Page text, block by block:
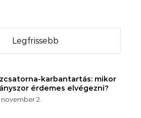
Legfrissebb
karbantartás: mikor
érdemes elvégezni?
november 2.